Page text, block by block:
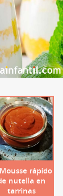
rápido
nutella en
tarrinas